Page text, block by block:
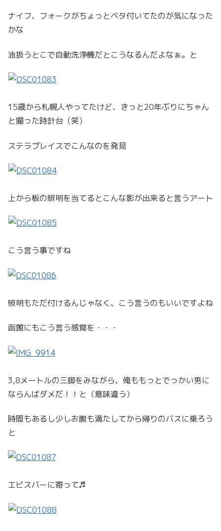
ナイフ、フォークがちょっとベタ付いてたのが気になった
かな
油扱うとこで自動洗浄機だとこうなるんだよなぁ。と
15歳から札幌人やってたけど、きっと20年ぶりにちゃん
と撮った時計台（笑）
ステラプレイスでこんなのを発見
上から板の照明を当てるとこんな影が出来ると言うアート
こう言う事ですね
照明もただ付けるんじゃなく、こう言うのもいいですよね
函館にもこう言う感覚を・・・
3,8メートルの三脚をみながら、俺ももっとでっかい男に
ならんばダメだ！！と（意味違う）
時間もあるし少しお腹も満たしてから帰りのバスに乗ろう
と
エビスバーに寄って♬